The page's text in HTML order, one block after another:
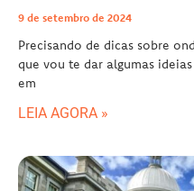
9 de setembro de 2024
Precisando de dicas sobre
que vou te dar algumas
em
LEIA AGORA »